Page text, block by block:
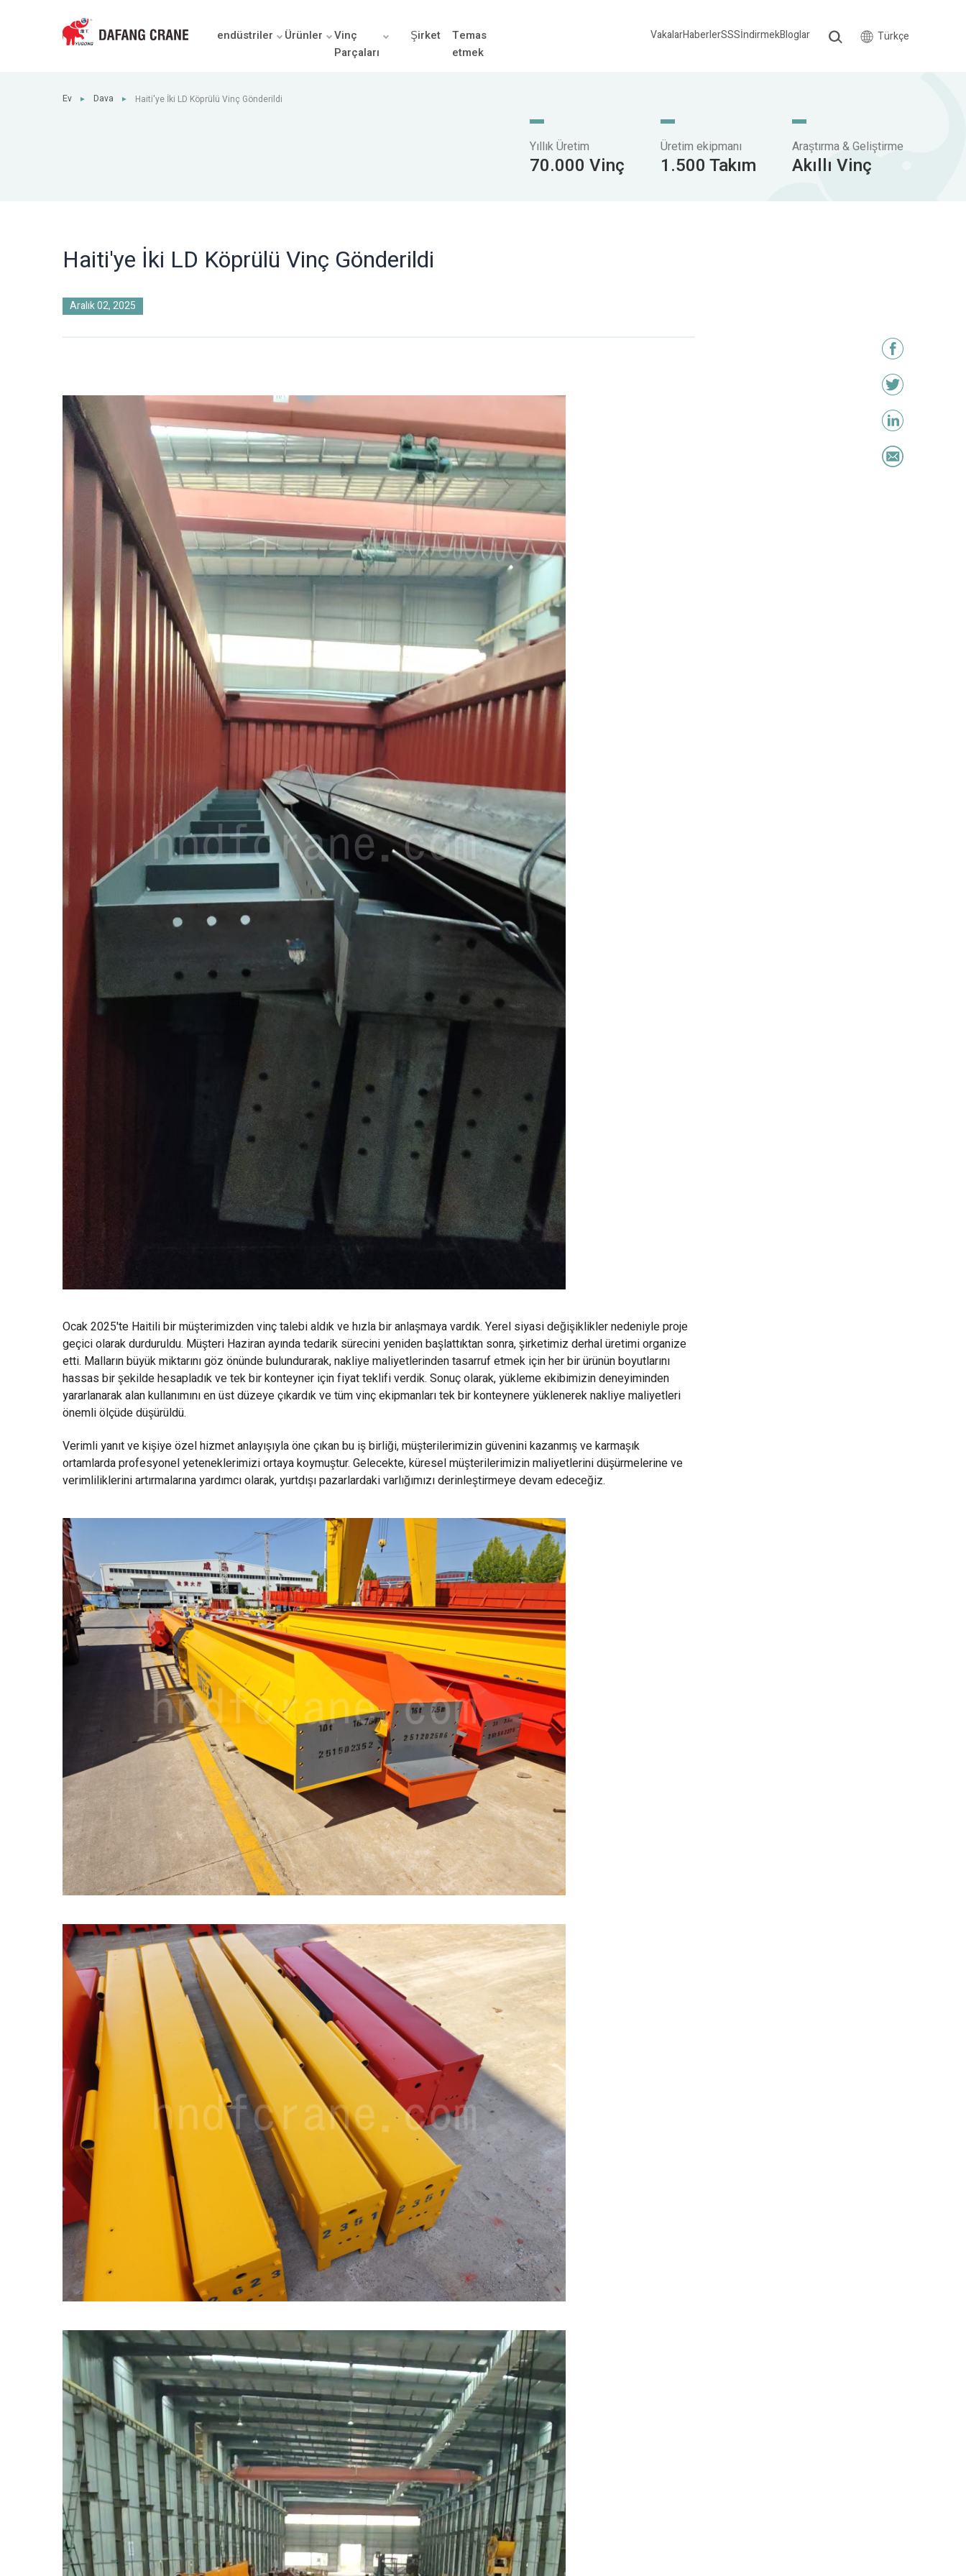
endüstriler Ürünler
Vinç
Parçaları
Şirket
Temas
etmek
VakalarHaberlerSSSİndirmekBloglar Türkçe
Ev ► Dava ► Haiti'ye İki LD Köprülü Vinç Gönderildi
Yıllık Üretim
70.000 Vinç
Üretim ekipmanı
1.500 Takım
Araştırma & Geliştirme
Akıllı Vinç
Haiti'ye İki LD Köprülü Vinç Gönderildi
Aralık 02, 2025
Ocak 2025'te Haitili bir müşterimizden vinç talebi aldık ve hızla bir anlaşmaya vardık. Yerel siyasi değişiklikler nedeniyle proje
geçici olarak durduruldu. Müşteri Haziran ayında tedarik sürecini yeniden başlattıktan sonra, şirketimiz derhal üretimi organize
etti. Malların büyük miktarını göz önünde bulundurarak, nakliye maliyetlerinden tasarruf etmek için her bir ürünün boyutlarını
hassas bir şekilde hesapladık ve tek bir konteyner için fiyat teklifi verdik. Sonuç olarak, yükleme ekibimizin deneyiminden
yararlanarak alan kullanımını en üst düzeye çıkardık ve tüm vinç ekipmanları tek bir konteynere yüklenerek nakliye maliyetleri
önemli ölçüde düşürüldü.
Verimli yanıt ve kişiye özel hizmet anlayışıyla öne çıkan bu iş birliği, müşterilerimizin güvenini kazanmış ve karmaşık
ortamlarda profesyonel yeteneklerimizi ortaya koymuştur. Gelecekte, küresel müşterilerimizin maliyetlerini düşürmelerine ve
verimliliklerini artırmalarına yardımcı olarak, yurtdışı pazarlardaki varlığımızı derinleştirmeye devam edeceğiz.